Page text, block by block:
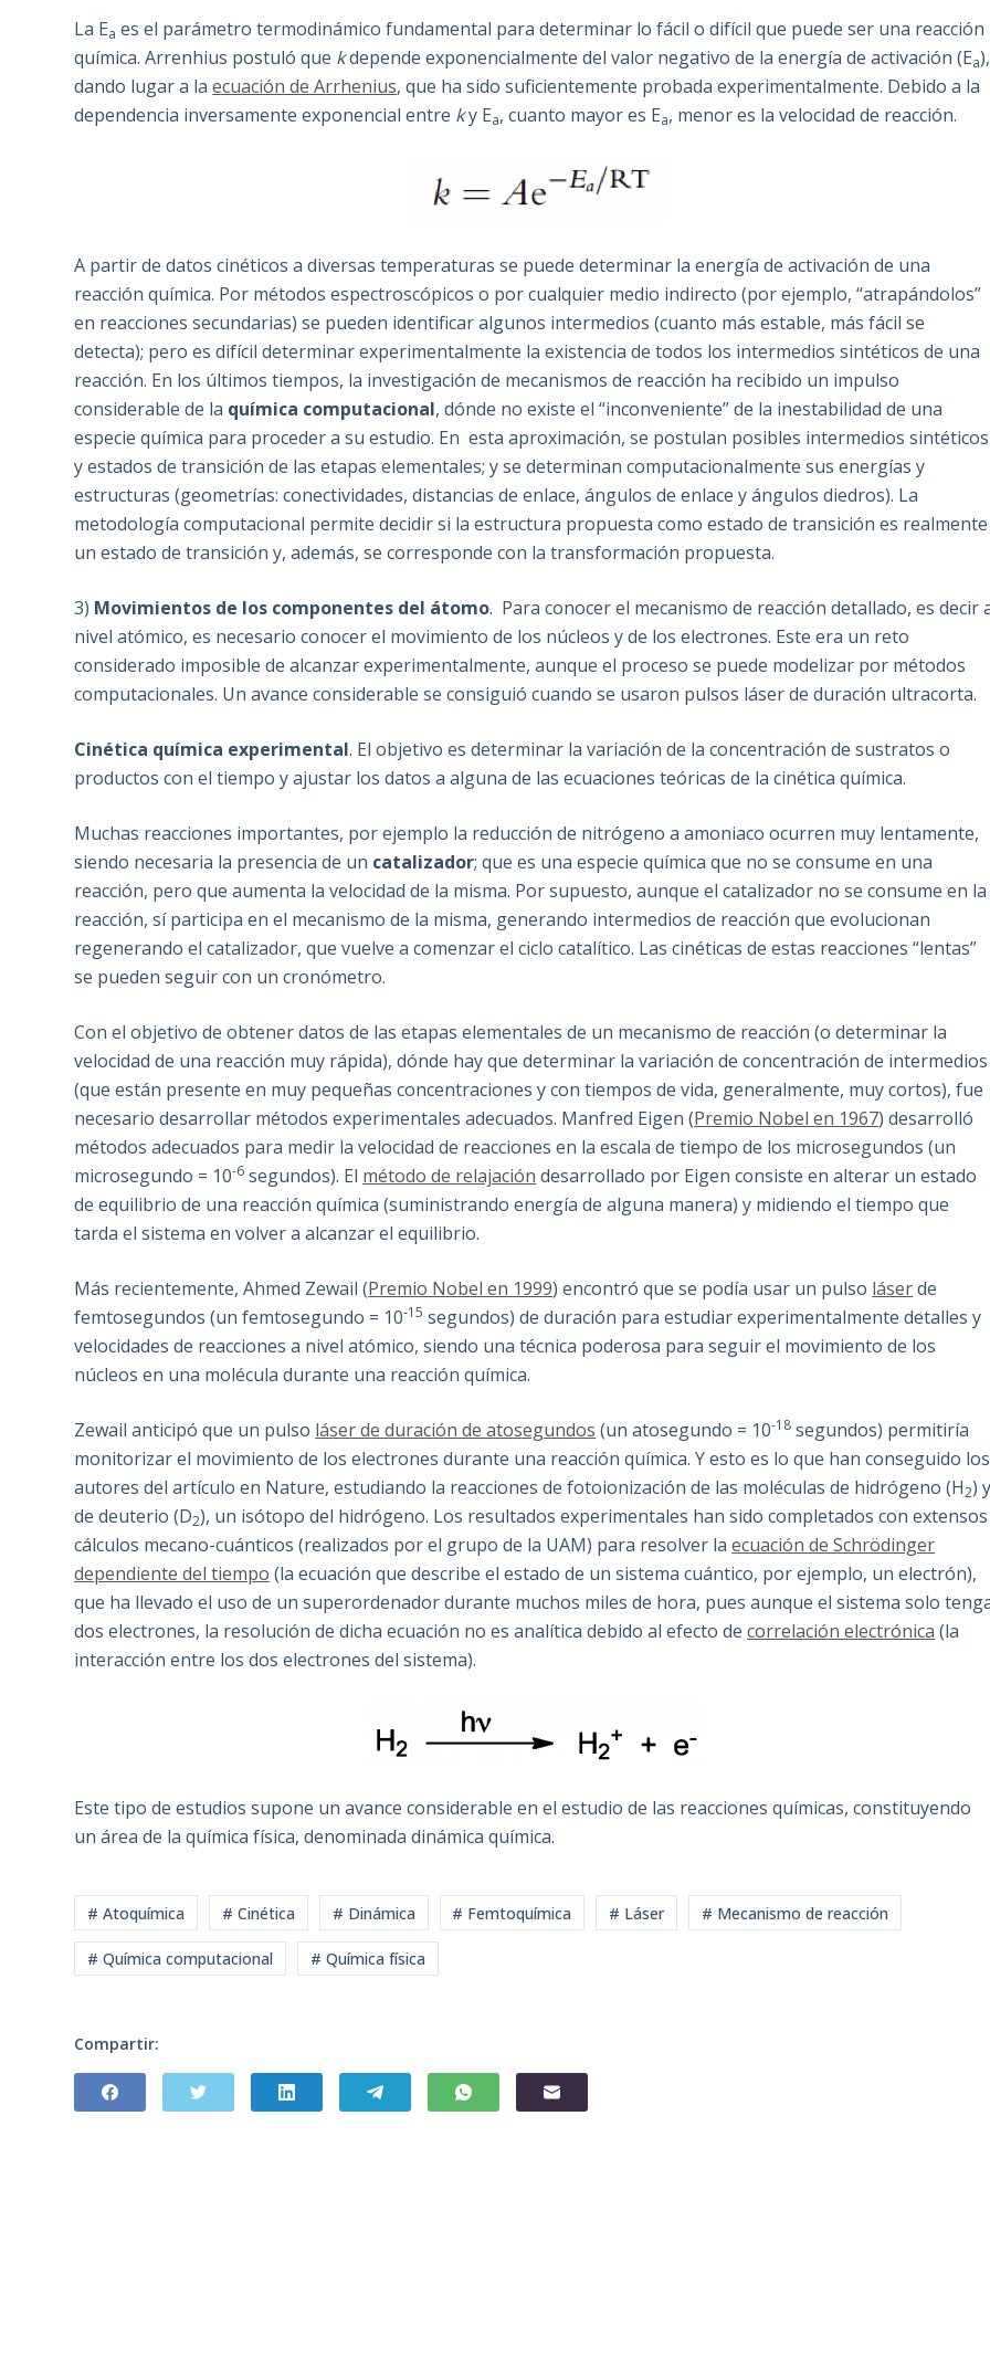
La Ea es el parámetro termodinámico fundamental para determinar lo fácil o difícil que puede ser una reacción
química. Arrenhius postuló que kdepende exponencialmente del valor negativo de la energía de activación (Ea),
dando lugar a laecuación de Arrhenius, que ha sido suficientemente probada experimentalmente. Debido a la
dependencia inversamente exponencial entre ky Ea, cuanto mayor es Ea, menor es la velocidad de reacción.
A partir de datos cinéticos a diversas temperaturas se puede determinar la energía de activación de una
reacción química. Por métodos espectroscópicos o por cualquier medio indirecto (por ejemplo, “atrapándolos”
en reacciones secundarias) se pueden identificar algunos intermedios (cuanto más estable, más fácil se
detecta); pero es difícil determinar experimentalmente la existencia de todos los intermedios sintéticos de una
reacción. En los últimos tiempos, la investigación de mecanismos de reacción ha recibido un impulso
considerable de la química computacional, dónde no existe el “inconveniente” de la inestabilidad de una
especie química para proceder a su estudio. En esta aproximación, se postulan posibles intermedios sintéticos
y estados de transición de las etapas elementales; y se determinan computacionalmente sus energías y
estructuras (geometrías: conectividades, distancias de enlace, ángulos de enlace y ángulos diedros). La
metodología computacional permite decidir si la estructura propuesta como estado de transición es realmente
un estado de transición y, además, se corresponde con la transformación propuesta.
3) Movimientos de los componentes del átomo. Para conocer el mecanismo de reacción detallado, es decir
nivel atómico, es necesario conocer el movimiento de los núcleos y de los electrones. Este era un reto
considerado imposible de alcanzar experimentalmente, aunque el proceso se puede modelizar por métodos
computacionales. Un avance considerable se consiguió cuando se usaron pulsos láser de duración ultracorta.
Cinética química experimental. El objetivo es determinar la variación de la concentración de sustratos o
productos con el tiempo y ajustar los datos a alguna de las ecuaciones teóricas de la cinética química.
Muchas reacciones importantes, por ejemplo la reducción de nitrógeno a amoniaco ocurren muy lentamente,
siendo necesaria la presencia de un catalizador; que es una especie química que no se consume en una
reacción, pero que aumenta la velocidad de la misma. Por supuesto, aunque el catalizador no se consume en la
reacción, sí participa en el mecanismo de la misma, generando intermedios de reacción que evolucionan
regenerando el catalizador, que vuelve a comenzar el ciclo catalítico. Las cinéticas de estas reacciones “lentas”
se pueden seguir con un cronómetro.
Con el objetivo de obtener datos de las etapas elementales de un mecanismo de reacción (o determinar la
velocidad de una reacción muy rápida), dónde hay que determinar la variación de concentración de
(que están presente en muy pequeñas concentraciones y con tiempos de vida, generalmente, muy cortos), fue
necesario desarrollar métodos experimentales adecuados. Manfred Eigen (Premio Nobel en 1967) desarrolló
métodos adecuados para medir la velocidad de reacciones en la escala de tiempo de los microsegundos (un
microsegundo = 10-6 segundos). El método de relajación desarrollado por Eigen consiste en alterar un estado
de equilibrio de una reacción química (suministrando energía de alguna manera) y midiendo el tiempo que
tarda el sistema en volver a alcanzar el equilibrio.
Más recientemente, Ahmed Zewail (Premio Nobel en 1999) encontró que se podía usar un pulso láserde
femtosegundos (un femtosegundo = 10-15 segundos) de duración para estudiar experimentalmente detalles y
velocidades de reacciones a nivel atómico, siendo una técnica poderosa para seguir el movimiento de los
núcleos en una molécula durante una reacción química.
Zewail anticipó que un pulso láser de duración de atosegundos (un atosegundo = 10-18 segundos) permitiría
monitorizar el movimiento de los electrones durante una reacción química. Y esto es lo que han conseguido los
autores del artículo en Nature, estudiando la reacciones de fotoionización de las moléculas de hidrógeno (H2)
de deuterio (D2), un isótopo del hidrógeno. Los resultados experimentales han sido completados con extensos
cálculos mecano-cuánticos (realizados por el grupo de la UAM) para resolver laecuación de Schrödinger
dependiente del tiempo (la ecuación que describe el estado de un sistema cuántico, por ejemplo, un electrón),
que ha llevado el uso de un superordenador durante muchos miles de hora, pues aunque el sistema solo
dos electrones, la resolución de dicha ecuación no es analítica debido al efecto decorrelación electrónica (la
interacción entre los dos electrones del sistema).
Este tipo de estudios supone un avance considerable en el estudio de las reacciones químicas, constituyendo
un área de la química física, denominada dinámica química.
# Atoquímica # Cinética # Dinámica # Femtoquímica # Láser # Mecanismo de reacción
# Química computacional # Química física
Compartir: